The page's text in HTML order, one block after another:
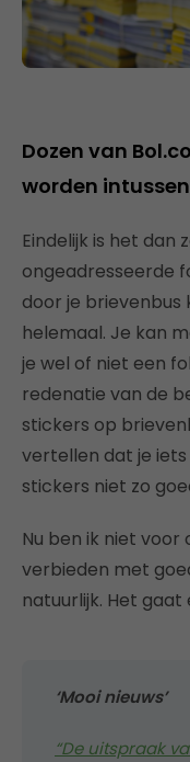
Dozen van
worden
Eindelijk is het dan
ongeadresseerde
door je brievenbus
helemaal. Je kan
je wel of niet een
redenatie van de
stickers op
vertellen dat je iets
stickers niet zo
Nu ben ik niet voor
verbieden met
natuurlijk. Het
‘Mooi nieuws’
“De uitspraak